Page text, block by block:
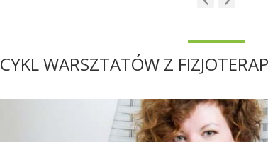
CYKL WARSZTATÓW Z